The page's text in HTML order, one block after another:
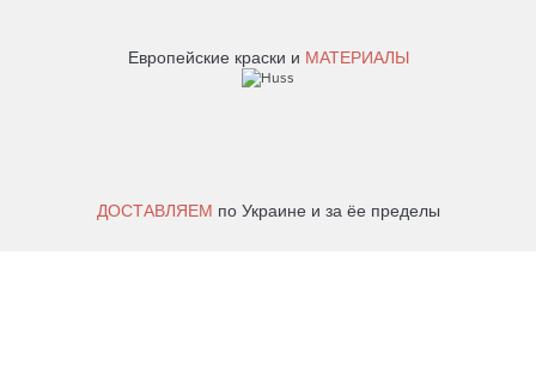
Европейские краски и МАТЕРИАЛЫ
ДОСТАВЛЯЕМ по Украине и за ёе пределы